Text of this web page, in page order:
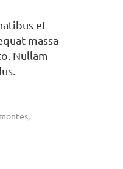
et
massa
Nullam